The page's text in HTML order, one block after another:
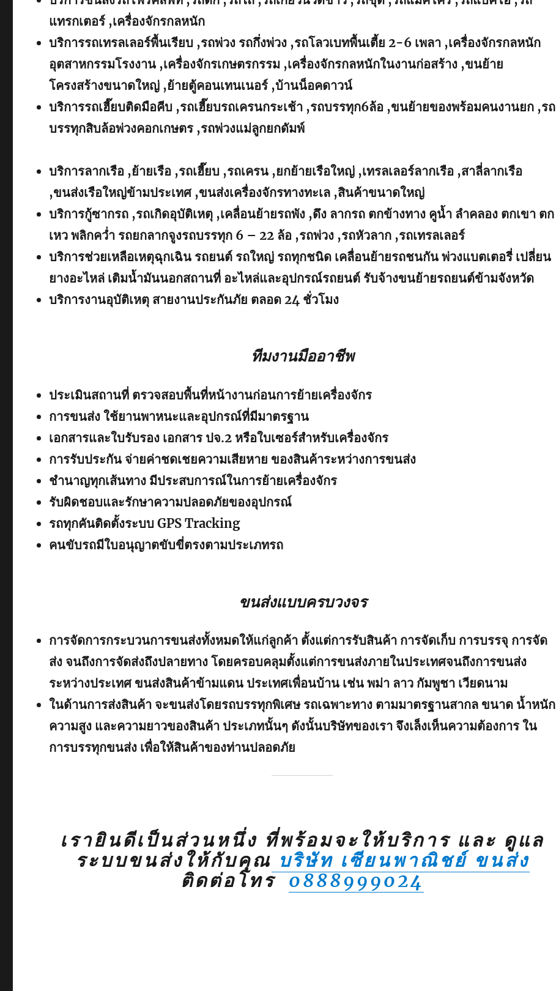
แทรกเตอร์ ,เครื่องจักรกลหนัก
บริการรถเทรลเลอร์พื้นเรียบ ,รถพ่วง รถกึ่งพ่วง ,รถโลวเบทพื้นเตี้ย 2-6 เพลา ,เครื่องจักรกลหนัก
อุตสาหกรรมโรงงาน ,เครื่องจักรเกษตรกรรม ,เครื่องจักรกลหนักในงานก่อสร้าง ,ขนย้าย
โครงสร้างขนาดใหญ่ ,ย้ายตู้คอนเทนเนอร์ ,บ้านน็อคดาวน์
บริการรถเฮี๊ยบติดมือคีบ ,รถเฮี๊ยบรถเครนกระเช้า ,รถบรรทุก6ล้อ ,ขนย้ายของพร้อมคนงานยก ,รถ
บรรทุกสิบล้อพ่วงคอกเกษตร ,รถพ่วงแม่ลูกยกดัมพ์
บริการลากเรือ ,ย้ายเรือ ,รถเฮี๊ยบ ,รถเครน ,ยกย้ายเรือใหญ่ ,เทรลเลอร์ลากเรือ ,สาลี่ลากเรือ
,ขนส่งเรือใหญ่ข้ามประเทศ ,ขนส่งเครื่องจักรทางทะเล ,สินค้าขนาดใหญ่
บริการกู้ซากรถ ,รถเกิดอุบัติเหตุ ,เคลื่อนย้ายรถพัง ,ดึง ลากรถ ตกข้างทาง คูน้ำ ลำคลอง ตกเขา ตก
เหว พลิกคว่ำ รถยกลากจูงรถบรรทุก 6 – 22 ล้อ ,รถพ่วง ,รถหัวลาก ,รถเทรลเลอร์
บริการช่วยเหลือเหตุฉุกเฉิน รถยนต์ รถใหญ่ รถทุกชนิด เคลื่อนย้ายรถชนกัน พ่วงแบตเตอรี่ เปลี่ยน
ยางอะไหล่ เติมน้ำมันนอกสถานที่ อะไหล่และอุปกรณ์รถยนต์ รับจ้างขนย้ายรถยนต์ข้ามจังหวัด
บริการงานอุบัติเหตุ สายงานประกันภัย ตลอด 24 ชั่วโมง
ทีมงานมืออาชีพ
ประเมินสถานที่ ตรวจสอบพื้นที่หน้างานก่อนการย้ายเครื่องจักร
การขนส่ง ใช้ยานพาหนะและอุปกรณ์ที่มีมาตรฐาน
เอกสารและใบรับรอง เอกสาร ปจ.2 หรือใบเซอร์สำหรับเครื่องจักร
การรับประกัน จ่ายค่าชดเชยความเสียหาย ของสินค้าระหว่างการขนส่ง
ชำนาญทุกเส้นทาง มีประสบการณ์ในการย้ายเครื่องจักร
รับผิดชอบและรักษาความปลอดภัยของอุปกรณ์
รถทุกคันติดตั้งระบบ GPS Tracking
คนขับรถมีใบอนุญาตขับขี่ตรงตามประเภทรถ
ขนส่งแบบครบวงจร
การจัดการกระบวนการขนส่งทั้งหมดให้แก่ลูกค้า ตั้งแต่การรับสินค้า การจัดเก็บ การบรรจุ การจัด
ส่ง จนถึงการจัดส่งถึงปลายทาง โดยครอบคลุมตั้งแต่การขนส่งภายในประเทศจนถึงการขนส่ง
ระหว่างประเทศ ขนส่งสินค้าข้ามแดน ประเทศเพื่อนบ้าน เช่น พม่า ลาว กัมพูชา เวียดนาม
ในด้านการส่งสินค้า จะขนส่งโดยรถบรรทุกพิเศษ รถเฉพาะทาง ตามมาตรฐานสากล ขนาด น้ำหนัก
ความสูง และความยาวของสินค้า ประเภทนั้นๆ ดังนั้นบริษัทของเรา จึงเล็งเห็นความต้องการ ใน
การบรรทุกขนส่ง เพื่อให้สินค้าของท่านปลอดภัย
เรายินดีเป็นส่วนหนึ่ง ที่พร้อมจะให้บริการ และ ดูแล
ระบบขนส่งให้กับคุณ บริษัท เซียนพาณิชย์ ขนส่ง
ติดต่อโทร 0888999024